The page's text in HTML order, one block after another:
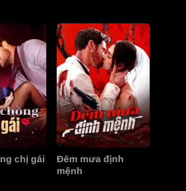
chị gái
Đêm mưa định
mệnh